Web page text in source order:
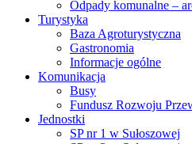
Odpady komunalne –
Turystyka
Baza Agroturystyczna
Gastronomia
Informacje ogólne
Komunikacja
Busy
Fundusz Rozwoju
Jednostki
SP nr 1 w Sułoszowej